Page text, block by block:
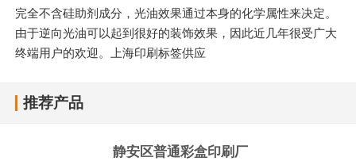
完全不含硅助剂成分，光油效果通过本身的化学属性来决定。
由于逆向光油可以起到很好的装饰效果，因此近几年很受广大
终端用户的欢迎。上海印刷标签供应
推荐产品
静安区普通彩盒印刷厂